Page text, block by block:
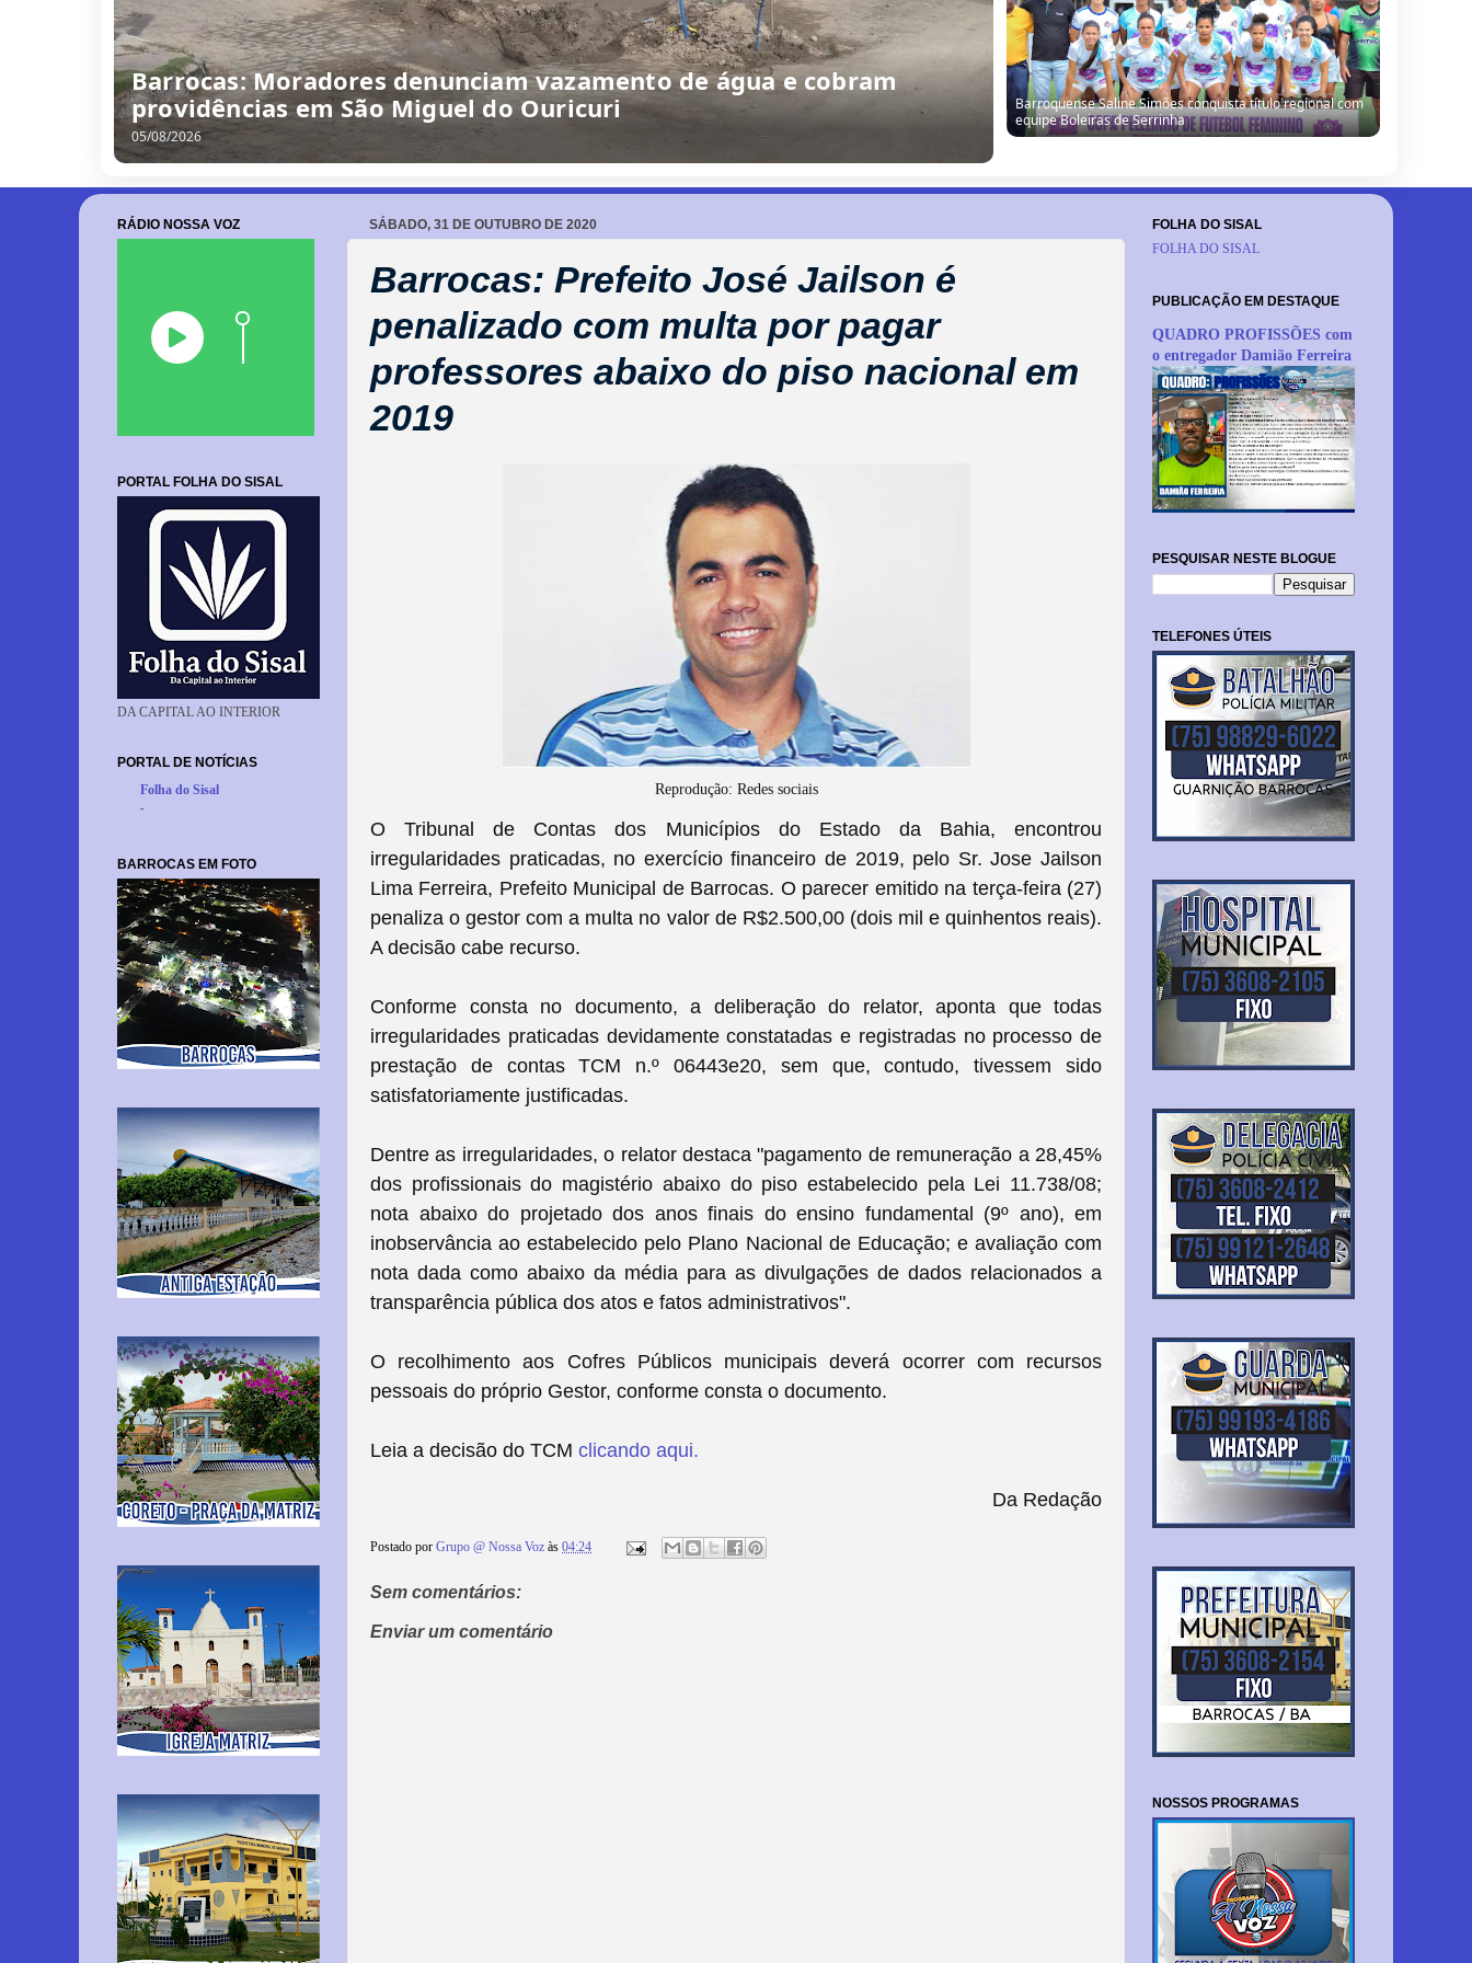
/
0
8
/
2
0
2
6
Barrocas: Moradores denunciam vazamento de água e
cobram providências em São Miguel do Ouricuri
SÁBADO, 31 DE OUTUBRO DE 2020
Barrocas: Prefeito José Jailson é
penalizado com multa por pagar
professores abaixo do piso nacional em
2019
Reprodução: Redes sociais
O Tribunal de Contas dos Municípios do Estado da Bahia, encontrou
irregularidades praticadas, no exercício financeiro de 2019, pelo Sr. Jose Jailson
Lima Ferreira, Prefeito Municipal de Barrocas. O parecer emitido na terça-feira (27)
penaliza o gestor com a multa no valor de R$2.500,00 (dois mil e quinhentos reais).
A decisão cabe recurso.
Conforme consta no documento, a deliberação do relator, aponta que todas
irregularidades praticadas devidamente constatadas e registradas no processo de
prestação de contas TCM n.º 06443e20, sem que, contudo, tivessem sido
satisfatoriamente justificadas.
Dentre as irregularidades, o relator destaca "pagamento de remuneração a 28,45%
dos profissionais do magistério abaixo do piso estabelecido pela Lei 11.738/08;
nota abaixo do projetado dos anos finais do ensino fundamental (9º ano), em
inobservância ao estabelecido pelo Plano Nacional de Educação; e avaliação com
nota dada como abaixo da média para as divulgações de dados relacionados a
transparência pública dos atos e fatos administrativos".
O recolhimento aos Cofres Públicos municipais deverá ocorrer com recursos
pessoais do próprio Gestor, conforme consta o documento.
Leia a decisão do TCM clicando aqui.
Da Redação
Postado por Grupo @ Nossa Voz às 04:24
Sem comentários:
Enviar um comentário
RÁDIO NOSSA VOZ
PORTAL FOLHA DO SISAL
DA CAPITAL AO INTERIOR
PORTAL DE NOTÍCIAS
Folha do Sisal
-
BARROCAS EM FOTO
FOLHA DO SISAL
FOLHA DO SISAL
PUBLICAÇÃO EM DESTAQUE
QUADRO PROFISSÕES com
o entregador Damião Ferreira
PESQUISAR NESTE BLOGUE
TELEFONES ÚTEIS
NOSSOS PROGRAMAS